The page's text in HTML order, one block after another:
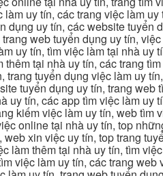
làm uy tín, các trang việc làm
dụng uy tín, các website tuyển
web tuyển dụng uy tín,
uy tín, tìm việc làm tại nhà
thêm tại nhà uy tín, các trang
trang tuyển dụng việc làm uy
tuyển dụng uy tín, trang
uy tín, các app tìm việc làm
kiếm việc làm uy tín, web
online tại nhà uy tín, top
xin việc uy tín, top trang
làm thêm tại nhà uy tín, tìm
việc làm uy tín, các trang